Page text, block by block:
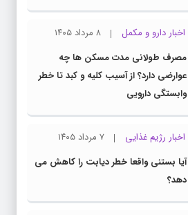
اخبار دارو و مکمل
۸ مرداد ۱۴۰۵
مصرف طولانی مدت مسکن ها چه
عوارضی دارد؟ از آسیب کلیه و کبد تا خطر
وابستگی دارویی
اخبار رژیم غذایی
۷ مرداد ۱۴۰۵
آیا بستنی واقعا خطر دیابت را کاهش می
دهد؟